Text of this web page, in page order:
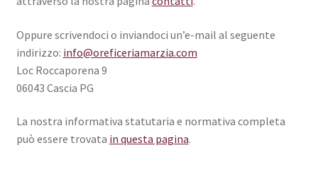
Oppure scrivendoci o inviandoci un’e-mail al seguente
indirizzo: info@oreficeriamarzia.com
Loc Roccaporena 9
06043 Cascia PG
La nostra informativa statutaria e normativa completa
può essere trovata in questa pagina.